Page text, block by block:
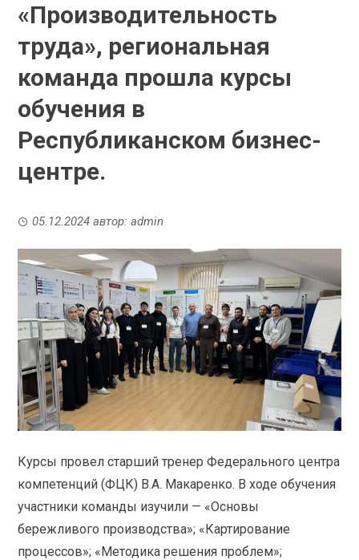
«Производительность
труда», региональная
команда прошла курсы
обучения в
Республиканском бизнес-
центре.
05.12.2024 автор:admin
Курсы провел старший тренер Федерального центра
компетенций (ФЦК) В.А. Макаренко. В ходе обучения
участники команды изучили — «Основы
бережливого производства»; «Картирование
процессов»; «Методика решения проблем»;